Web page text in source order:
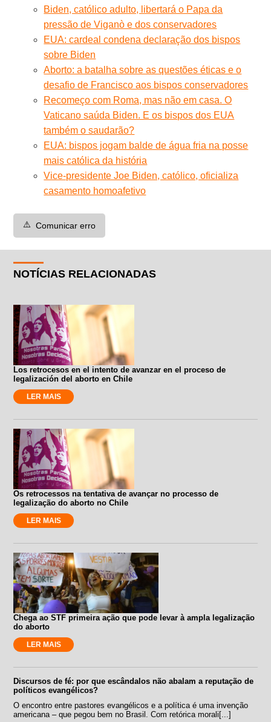
Biden, católico adulto, libertará o Papa da
pressão de Viganò e dos conservadores
EUA: cardeal condena declaração dos bispos
sobre Biden
Aborto: a batalha sobre as questões éticas e o
desafio de Francisco aos bispos conservadores
Recomeço com Roma, mas não em casa. O
Vaticano saúda Biden. E os bispos dos EUA
também o saudarão?
EUA: bispos jogam balde de água fria na posse
mais católica da história
Vice-presidente Joe Biden, católico, oficializa
casamento homoafetivo
⚠️ Comunicar erro
NOTÍCIAS RELACIONADAS
Los retrocesos en el intento de avanzar en el proceso de
legalización del aborto en Chile
LER MAIS
Os retrocessos na tentativa de avançar no processo de
legalização do aborto no Chile
LER MAIS
Chega ao STF primeira ação que pode levar à ampla legalização
do aborto
LER MAIS
Discursos de fé: por que escândalos não abalam a reputação de
políticos evangélicos?
O encontro entre pastores evangélicos e a política é uma invenção
americana – que pegou bem no Brasil. Com retórica morali[...]